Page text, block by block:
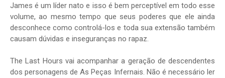
James é um líder nato e isso é bem perceptível em todo esse
volume, ao mesmo tempo que seus poderes que ele ainda
desconhece como controlá-los e toda sua extensão também
causam dúvidas e inseguranças no rapaz.
The Last Hours vai acompanhar a geração de descendentes
dos personagens de As Peças Infernais. Não é necessário ler